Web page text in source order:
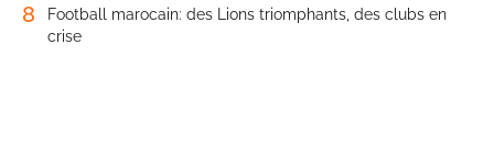
8
Football marocain: des Lions triomphants, des clubs en
crise